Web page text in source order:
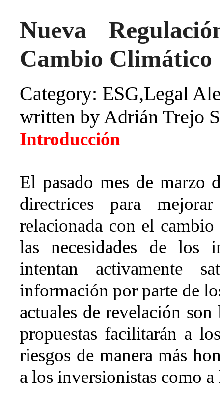
Nueva
Cambio Climático
Category: ESG,Legal
written by Adrián Trejo
Introducción
El pasado mes de marzo
directrices para
relacionada con el
las necesidades de los
intentan activamente
información por parte de
actuales de revelación
propuestas facilitarán a
riesgos de manera más
a los inversionistas como a